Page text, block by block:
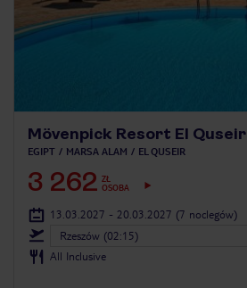
Mövenpick Resort El Quseir
EGIPT MARSA ALAM EL QUSEIR
3 262 ZŁ
OSOBA
13.03.2027 - 20.03.2027 (7 noclegów)
Rzeszów (02:15)
All Inclusive